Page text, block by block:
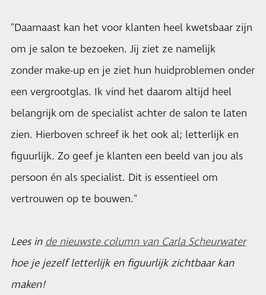
"Daarnaast kan het voor klanten heel kwetsbaar zijn
om je salon te bezoeken. Jij ziet ze namelijk
zonder make-up en je ziet hun huidproblemen onder
een vergrootglas. Ik vind het daarom altijd heel
belangrijk om de specialist achter de salon te laten
zien. Hierboven schreef ik het ook al; letterlijk en
figuurlijk. Zo geef je klanten een beeld van jou als
persoon én als specialist. Dit is essentieel om
vertrouwen op te bouwen."
Lees inde nieuwste column van Carla Scheurwater
hoe je jezelf letterlijk en figuurlijk zichtbaar kan
maken!